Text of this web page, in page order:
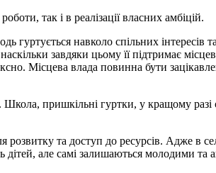
так і в реалізації власних амбіцій.
навколо спільних інтересів
завдяки цьому її підтримає
Місцева влада повинна бути
пришкільні гуртки, у кращому разі
та доступ до ресурсів. Адже в
але самі залишаються молодими та